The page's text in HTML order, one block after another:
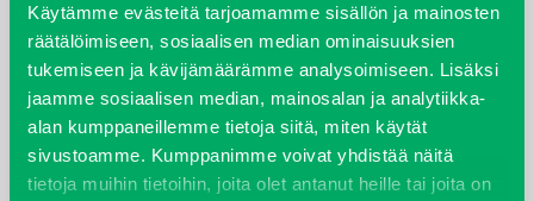
Käytämme evästeitä tarjoamamme sisällön ja mainosten
räätälöimiseen, sosiaalisen median ominaisuuksien
tukemiseen ja kävijämäärämme analysoimiseen. Lisäksi
jaamme sosiaalisen median, mainosalan ja analytiikka-
alan kumppaneillemme tietoja siitä, miten käytät
sivustoamme. Kumppanimme voivat yhdistää näitä
tietoja muihin tietoihin, joita olet antanut heille tai joita on
syyskuu 2023
joulukuu 2022
huhtikuu 2022